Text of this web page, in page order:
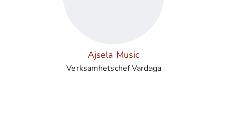
Ajsela Music
Verksamhetschef Vardaga